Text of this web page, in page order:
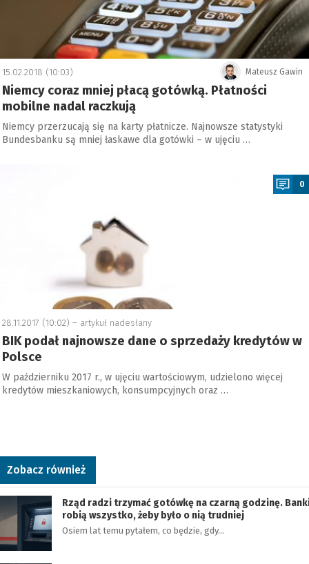
Mateusz Gawin
15.02.2018 (10:03)
Niemcy coraz mniej płacą gotówką. Płatności
mobilne nadal raczkują
Niemcy przerzucają się na karty płatnicze. Najnowsze statystyki
Bundesbanku są mniej łaskawe dla gotówki – w ujęciu …
0
28.11.2017 (10:02) – artykuł nadesłany
BIK podał najnowsze dane o sprzedaży kredytów w
Polsce
W październiku 2017 r., w ujęciu wartościowym, udzielono więcej
kredytów mieszkaniowych, konsumpcyjnych oraz …
Zobacz również
Rząd radzi trzymać gotówkę na czarną godzinę.
robią wszystko, żeby było o nią trudniej
Osiem lat temu pytałem, co będzie, gdy…